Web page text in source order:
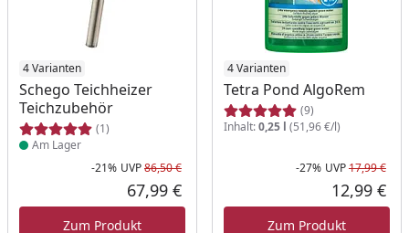
4 Varianten
Schego Teichheizer
Teichzubehör
(1)
Produkt am Lager
Am Lager
Rabatt in Prozent
-21%
Ursprünglicher Preis
UVP86,50 €
Aktueller Preis
67,99 €
Zum Produkt
4 Varianten
Tetra Pond AlgoRem
(9)
Inhalt:0,25 l (51,96 €/l)
-27% UVP17,99 €
12,99 €
Zum Produkt